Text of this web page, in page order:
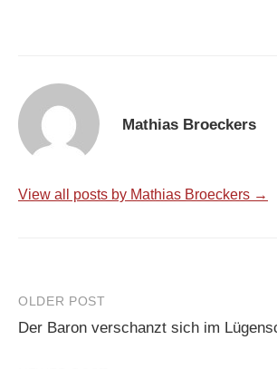
Mathias Broeckers
View all posts by Mathias Broeckers →
Post
navigation
OLDER POST
Der Baron verschanzt sich im